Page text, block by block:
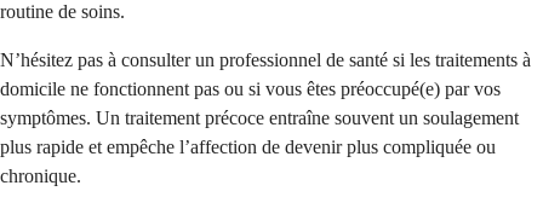
routine de soins.
N’hésitez pas à consulter un professionnel de santé si les traitements à
domicile ne fonctionnent pas ou si vous êtes préoccupé(e) par vos
symptômes. Un traitement précoce entraîne souvent un soulagement
plus rapide et empêche l’affection de devenir plus compliquée ou
chronique.